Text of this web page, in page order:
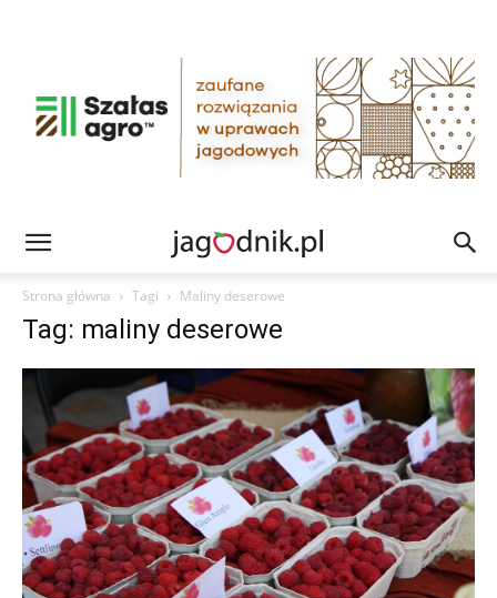
Strona główna Tagi Maliny deserowe
Tag: maliny deserowe